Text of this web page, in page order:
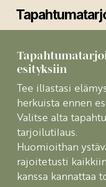
Skip
content
esityksiin
Tee illastasi
herkuista ennen
Valitse alta
tarjoilutilaus.
Huomioithan
rajoitetusti
kanssa kannattaa